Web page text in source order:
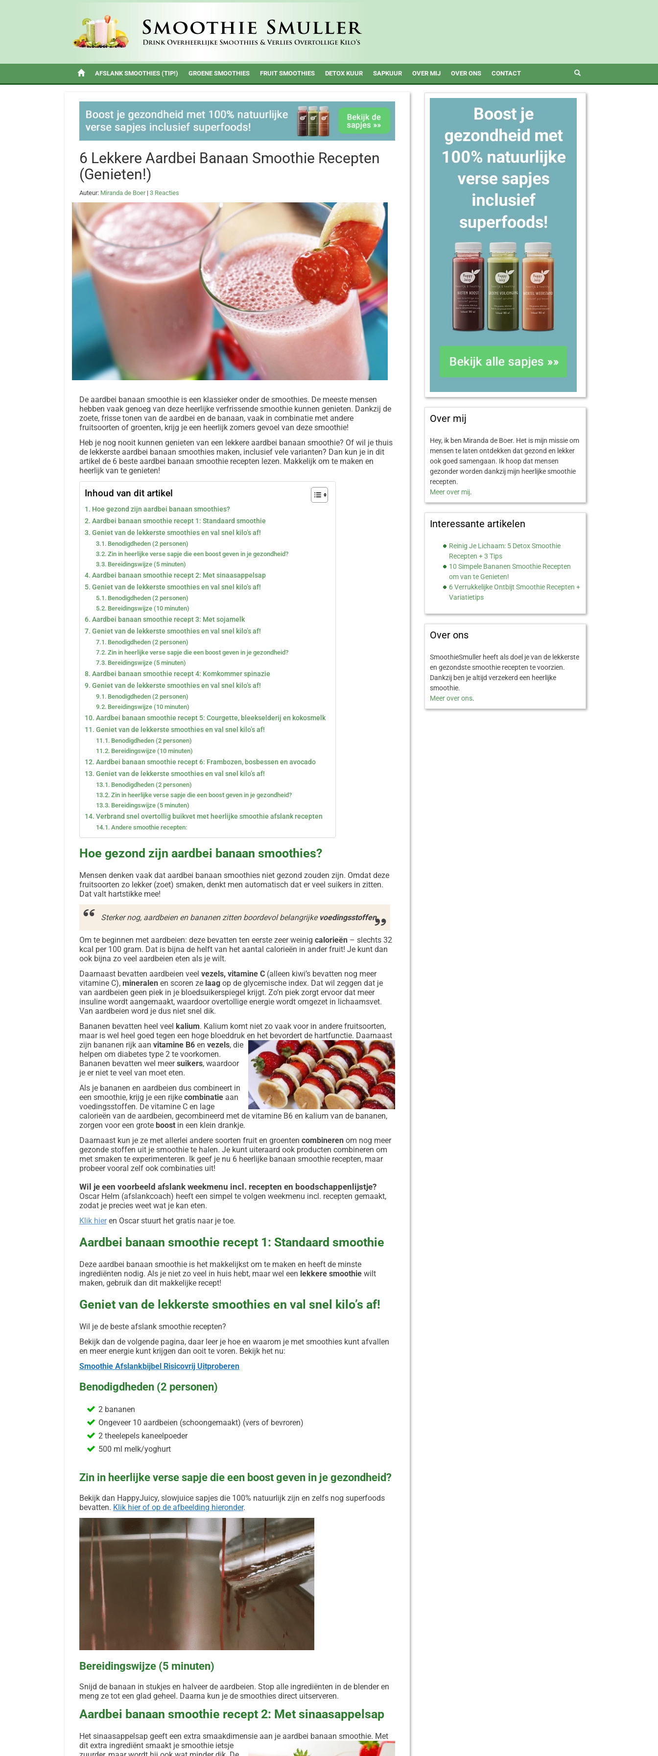
AFSLANK SMOOTHIES (TIP!) GROENE SMOOTHIES FRUIT SMOOTHIES DETOX KUUR SAPKUUR OVER MIJ OVER ONS CONTACT
6 Lekkere Aardbei Banaan Smoothie Recepten
(Genieten!)
Auteur: Miranda de Boer| 3 Reacties
De aardbei banaan smoothie is een klassieker onder de smoothies. De meeste mensen
hebben vaak genoeg van deze heerlijke verfrissende smoothie kunnen genieten. Dankzij de
zoete, frisse tonen van de aardbei en de banaan, vaak in combinatie met andere
fruitsoorten of groenten, krijg je een heerlijk zomers gevoel van deze smoothie!
Heb je nog nooit kunnen genieten van een lekkere aardbei banaan smoothie? Of wil je thuis
de lekkerste aardbei banaan smoothies maken, inclusief vele varianten? Dan kun je in dit
artikel de 6 beste aardbei banaan smoothie recepten lezen. Makkelijk om te maken en
heerlijk van te genieten!
Inhoud van dit artikel
Hoe gezond zijn aardbei banaan smoothies?
Aardbei banaan smoothie recept 1: Standaard smoothie
Geniet van de lekkerste smoothies en val snel kilo’s af!
Benodigdheden (2 personen)
Zin in heerlijke verse sapje die een boost geven in je gezondheid?
Bereidingswijze (5 minuten)
Aardbei banaan smoothie recept 2: Met sinaasappelsap
Geniet van de lekkerste smoothies en val snel kilo’s af!
Benodigdheden (2 personen)
Bereidingswijze (10 minuten)
Aardbei banaan smoothie recept 3: Met sojamelk
Geniet van de lekkerste smoothies en val snel kilo’s af!
Benodigdheden (2 personen)
Zin in heerlijke verse sapje die een boost geven in je gezondheid?
Bereidingswijze (5 minuten)
Aardbei banaan smoothie recept 4: Komkommer spinazie
Geniet van de lekkerste smoothies en val snel kilo’s af!
Benodigdheden (2 personen)
Bereidingswijze (10 minuten)
Aardbei banaan smoothie recept 5: Courgette, bleekselderij en kokosmelk
Geniet van de lekkerste smoothies en val snel kilo’s af!
Benodigdheden (2 personen)
Bereidingswijze (10 minuten)
Aardbei banaan smoothie recept 6: Frambozen, bosbessen en avocado
Geniet van de lekkerste smoothies en val snel kilo’s af!
Benodigdheden (2 personen)
Zin in heerlijke verse sapje die een boost geven in je gezondheid?
Bereidingswijze (5 minuten)
Verbrand snel overtollig buikvet met heerlijke smoothie afslank recepten
Andere smoothie recepten:
Hoe gezond zijn aardbei banaan smoothies?
Mensen denken vaak dat aardbei banaan smoothies niet gezond zouden zijn. Omdat deze
fruitsoorten zo lekker (zoet) smaken, denkt men automatisch dat er veel suikers in zitten.
Dat valt hartstikke mee!
Sterker nog, aardbeien en bananen zitten boordevol belangrijke voedingsstoffen.
Om te beginnen met aardbeien: deze bevatten ten eerste zeer weinig calorieën – slechts 32
kcal per 100 gram. Dat is bijna de helft van het aantal calorieën in ander fruit! Je kunt dan
ook bijna zo veel aardbeien eten als je wilt.
Daarnaast bevatten aardbeien veel vezels, vitamine C (alleen kiwi’s bevatten nog meer
vitamine C), mineralen en scoren ze laag op de glycemische index. Dat wil zeggen dat je
van aardbeien geen piek in je bloedsuikerspiegel krijgt. Zo’n piek zorgt ervoor dat meer
insuline wordt aangemaakt, waardoor overtollige energie wordt omgezet in lichaamsvet.
Van aardbeien word je dus niet snel dik.
Bananen bevatten heel veel kalium. Kalium komt niet zo vaak voor in andere fruitsoorten,
maar is wel heel goed tegen een hoge bloeddruk en het bevordert de hartfunctie. Daarnaast
zijn bananen rijk aan vitamine B6 en vezels, die
helpen om diabetes type 2 te voorkomen.
Bananen bevatten wel meersuikers, waardoor
je er niet te veel van moet eten.
Als je bananen en aardbeien dus combineert in
een smoothie, krijg je een rijke combinatie aan
voedingsstoffen. De vitamine C en lage
calorieën van de aardbeien, gecombineerd met de vitamine B6 en kalium van de bananen,
zorgen voor een grote boost in een klein drankje.
Daarnaast kun je ze met allerlei andere soorten fruit en groenten combineren om nog meer
gezonde stoffen uit je smoothie te halen. Je kunt uiteraard ook producten combineren om
met smaken te experimenteren. Ik geef je nu 6 heerlijke banaan smoothie recepten, maar
probeer vooral zelf ook combinaties uit!
Wil je een voorbeeld afslank weekmenu incl. recepten en boodschappenlijstje?
Oscar Helm (afslankcoach) heeft een simpel te volgen weekmenu incl. recepten gemaakt,
zodat je precies weet wat je kan eten.
Klik hieren Oscar stuurt het gratis naar je toe.
Aardbei banaan smoothie recept 1: Standaard smoothie
Deze aardbei banaan smoothie is het makkelijkst om te maken en heeft de minste
ingrediënten nodig. Als je niet zo veel in huis hebt, maar wel een lekkere smoothie wilt
maken, gebruik dan dit makkelijke recept!
Geniet van de lekkerste smoothies en val snel kilo’s af!
Wil je de beste afslank smoothie recepten?
Bekijk dan de volgende pagina, daar leer je hoe en waarom je met smoothies kunt afvallen
en meer energie kunt krijgen dan ooit te voren. Bekijk het nu:
Smoothie Afslankbijbel Risicovrij Uitproberen
Benodigdheden (2 personen)
2 bananen
Ongeveer 10 aardbeien (schoongemaakt) (vers of bevroren)
2 theelepels kaneelpoeder
500 ml melk/yoghurt
Zin in heerlijke verse sapje die een boost geven in je gezondheid?
Bekijk dan HappyJuicy, slowjuice sapjes die 100% natuurlijk zijn en zelfs nog superfoods
bevatten. Klik hier of op de afbeelding hieronder.
Bereidingswijze (5 minuten)
Snijd de banaan in stukjes en halveer de aardbeien. Stop alle ingrediënten in de blender en
meng ze tot een glad geheel. Daarna kun je de smoothies direct uitserveren.
Aardbei banaan smoothie recept 2: Met sinaasappelsap
Het sinaasappelsap geeft een extra smaakdimensie aan je aardbei banaan smoothie. Met
dit extra ingrediënt smaakt je smoothie ietsje
Over mij
Hey, ik ben Miranda de Boer. Het is mijn missie om
mensen te laten ontdekken dat gezond en lekker
ook goed samengaan. Ik hoop dat mensen
gezonder worden dankzij mijn heerlijke smoothie
recepten.
Meer over mij.
Interessante artikelen
Reinig Je Lichaam: 5 Detox Smoothie
Recepten + 3 Tips
10 Simpele Bananen Smoothie Recepten
om van te Genieten!
6 Verrukkelijke Ontbijt Smoothie Recepten +
Variatietips
Over ons
SmoothieSmuller heeft als doel je van de lekkerste
en gezondste smoothie recepten te voorzien.
Dankzij ben je altijd verzekerd een heerlijke
smoothie.
Meer over ons.